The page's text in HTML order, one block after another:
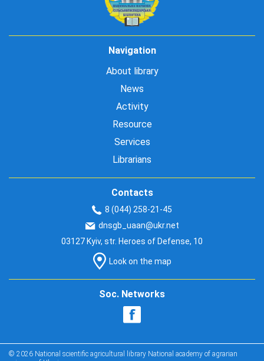
Navigation
About library
News
Activity
Resource
Services
Librarians
Contacts
8 (044) 258-21-45
dnsgb_uaan@ukr.net
03127 Kyiv, str. Heroes of Defense, 10
Look on the map
Soc. Networks
© 2026 National scientific agricultural library National academy of agrarian